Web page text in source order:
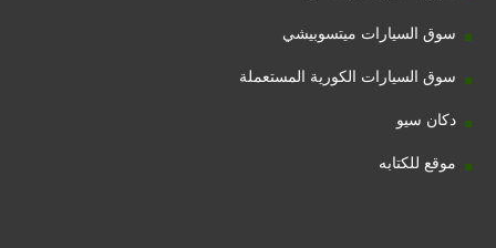
سوق السيارات ميتسوبيشي
سوق السيارات الكورية المستعملة
دكان سيو
موقع للكتابه